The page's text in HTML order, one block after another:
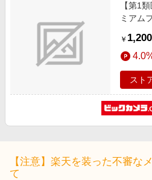
【第1
ミアム
￥ 1,200
スト
【注意】楽天を装った不審な
て